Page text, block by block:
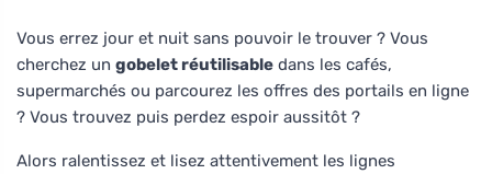
Vous errez jour et nuit sans pouvoir le trouver ? Vous
cherchez un gobelet réutilisable dans les cafés,
supermarchés ou parcourez les offres des portails en ligne
? Vous trouvez puis perdez espoir aussitôt ?
Alors ralentissez et lisez attentivement les lignes